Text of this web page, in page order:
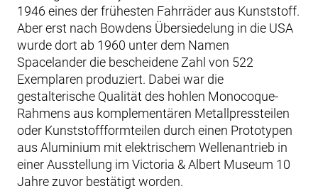
1946 eines der frühesten Fahrräder aus Kunststoff.
Aber erst nach Bowdens Übersiedelung in die USA
wurde dort ab 1960 unter dem Namen
Spacelander die bescheidene Zahl von 522
Exemplaren produziert. Dabei war die
gestalterische Qualität des hohlen Monocoque-
Rahmens aus komplementären Metallpressteilen
oder Kunststoffformteilen durch einen Prototypen
aus Aluminium mit elektrischem Wellenantrieb in
einer Ausstellung im Victoria & Albert Museum 10
Jahre zuvor bestätigt worden.